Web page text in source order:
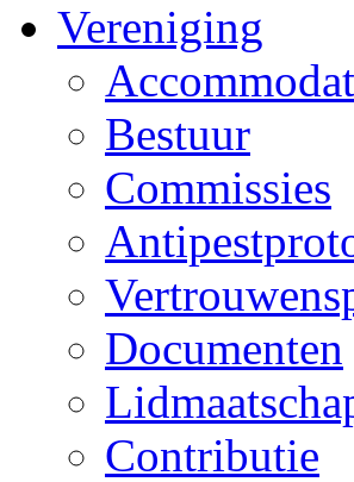
Vereniging
Bestuur
Commissies
Documenten
Contributie